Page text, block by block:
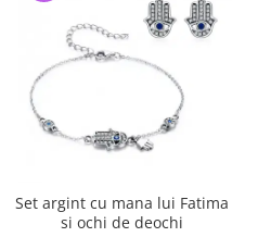
Set argint cu mana lui Fatima
si ochi de deochi